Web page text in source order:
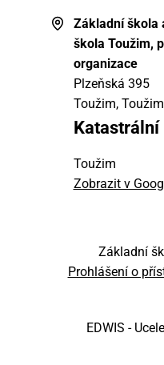
Základní škola
škola Toužim,
organizace
Plzeňská 395
Toužim, Toužim
Katastrální
Toužim
Zobrazit v
Základní
Prohlášení o
EDWIS -